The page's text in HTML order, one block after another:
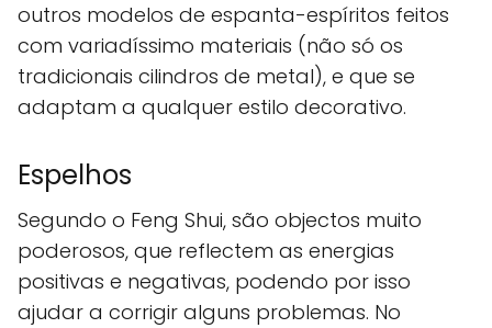
outros modelos de espanta-espíritos feitos
com variadíssimo materiais (não só os
tradicionais cilindros de metal), e que se
adaptam a qualquer estilo decorativo.
Espelhos
Segundo o Feng Shui, são objectos muito
poderosos, que reflectem as energias
positivas e negativas, podendo por isso
ajudar a corrigir alguns problemas. No